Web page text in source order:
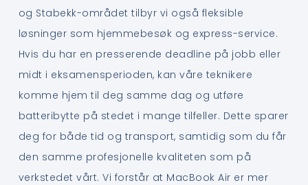
og Stabekk-området tilbyr vi også fleksible
løsninger som hjemmebesøk og express-service.
Hvis du har en presserende deadline på jobb eller
midt i eksamensperioden, kan våre teknikere
komme hjem til deg samme dag og utføre
batteribytte på stedet i mange tilfeller. Dette sparer
deg for både tid og transport, samtidig som du får
den samme profesjonelle kvaliteten som på
verkstedet vårt. Vi forstår at MacBook Air er mer